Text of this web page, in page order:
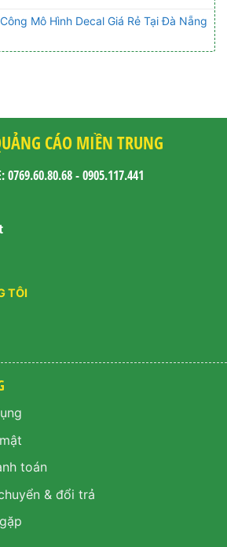
Mô Hình Decal Giá Rẻ Tại Đà Nẵng
CÁO MIỀN TRUNG
0769.60.80.68 - 0905.117.441
CHÚNG TÔI
toán
& đổi trả